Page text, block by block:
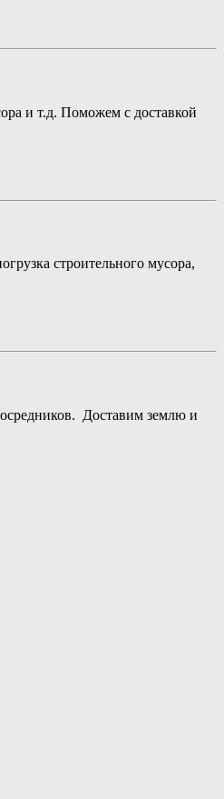
и т.д. Поможем с доставкой
строительного мусора,
Доставим землю и